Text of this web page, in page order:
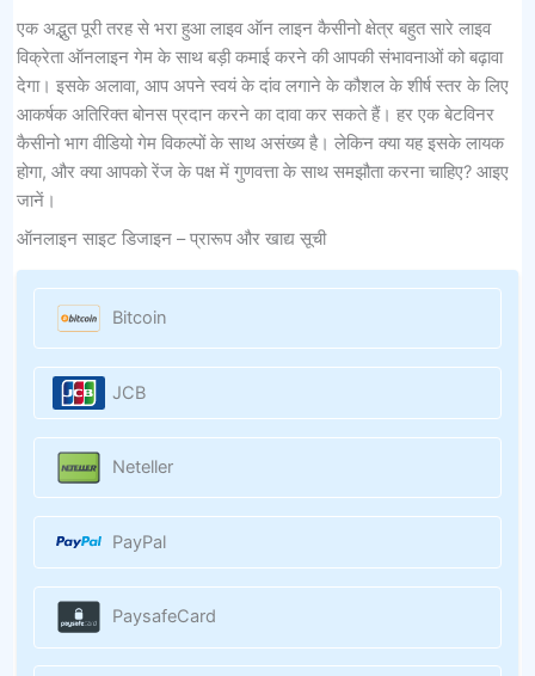
एक अद्भुत पूरी तरह से भरा हुआ लाइव ऑन लाइन कैसीनो क्षेत्र बहुत सारे लाइव
विक्रेता ऑनलाइन गेम के साथ बड़ी कमाई करने की आपकी संभावनाओं को बढ़ावा
देगा। इसके अलावा, आप अपने स्वयं के दांव लगाने के कौशल के शीर्ष स्तर के लिए
आकर्षक अतिरिक्त बोनस प्रदान करने का दावा कर सकते हैं। हर एक बेटविनर
कैसीनो भाग वीडियो गेम विकल्पों के साथ असंख्य है। लेकिन क्या यह इसके लायक
होगा, और क्या आपको रेंज के पक्ष में गुणवत्ता के साथ समझौता करना चाहिए? आइए
जानें।
ऑनलाइन साइट डिजाइन – प्रारूप और खाद्य सूची
Bitcoin
JCB
Neteller
PayPal
PaysafeCard